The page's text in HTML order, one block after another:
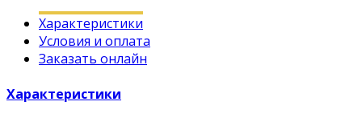
Характеристики
Условия и оплата
Заказать онлайн
Характеристики